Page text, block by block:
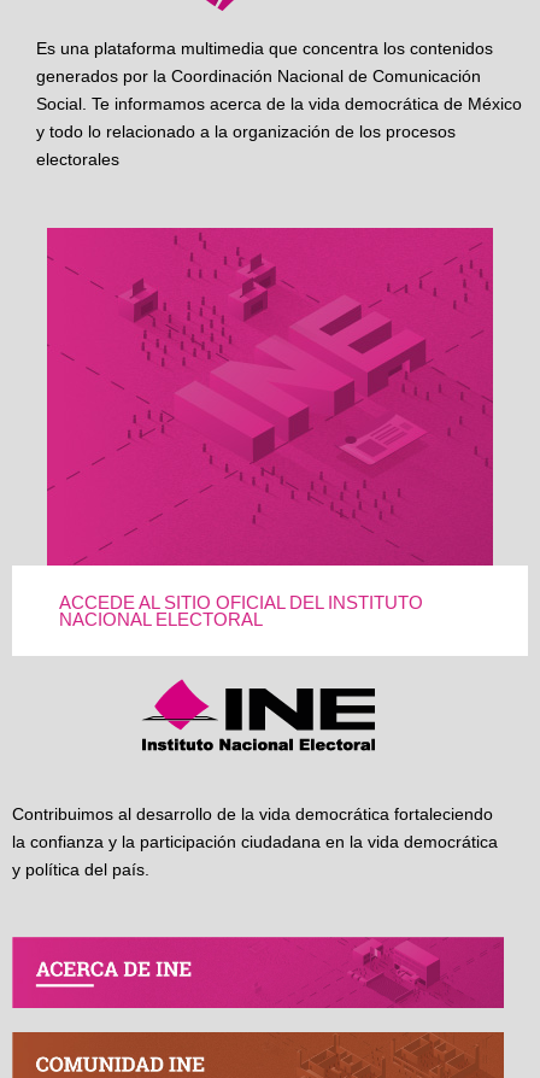
Es una plataforma multimedia que concentra los contenidos
generados por la Coordinación Nacional de Comunicación
Social. Te informamos acerca de la vida democrática de México
y todo lo relacionado a la organización de los procesos
electorales
ACCEDE AL SITIO OFICIAL DEL INSTITUTO
NACIONAL ELECTORAL
Contribuimos al desarrollo de la vida democrática fortaleciendo
la confianza y la participación ciudadana en la vida democrática
y política del país.